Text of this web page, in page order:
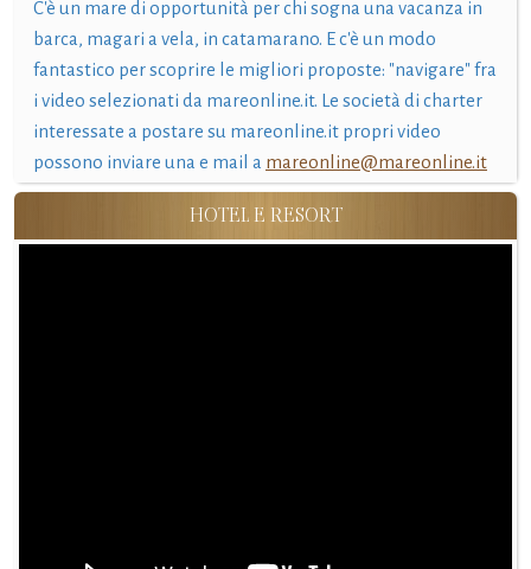
C'è un mare di opportunità per chi sogna una vacanza in
barca, magari a vela, in catamarano. E c'è un modo
fantastico per scoprire le migliori proposte: "navigare" fra
i video selezionati da mareonline.it. Le società di charter
interessate a postare su mareonline.it propri video
possono inviare una e mail a mareonline@mareonline.it
HOTEL E RESORT